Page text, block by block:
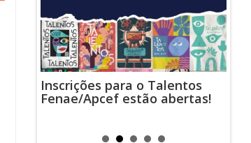
Inscrições para o Talentos
Fenae/Apcef estão abertas!